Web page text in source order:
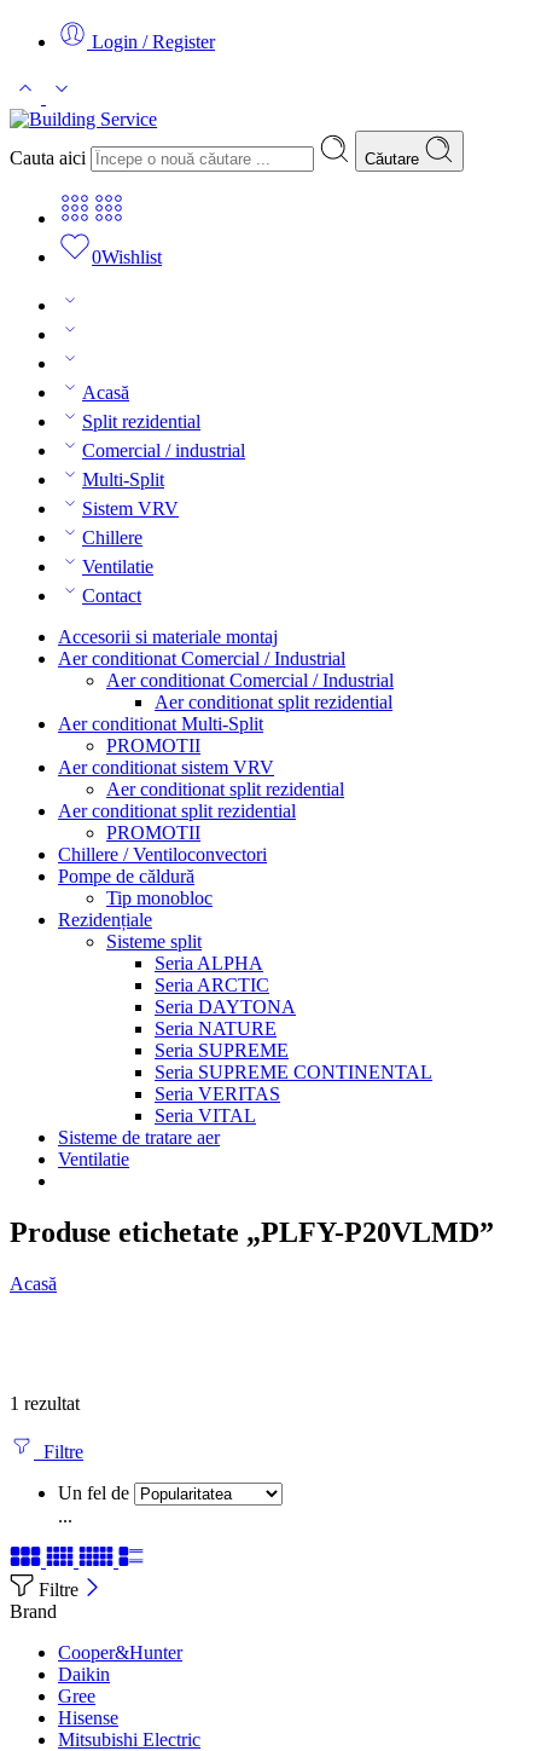
Login / Register
Cauta aici Căutare
0Wishlist
Acasă
Split rezidential
Comercial / industrial
Multi-Split
Sistem VRV
Chillere
Ventilatie
Contact
Accesorii si materiale montaj
Aer conditionat Comercial / Industrial
Aer conditionat Comercial / Industrial
Aer conditionat split rezidential
Aer conditionat Multi-Split
PROMOTII
Aer conditionat sistem VRV
Aer conditionat split rezidential
Aer conditionat split rezidential
PROMOTII
Chillere / Ventiloconvectori
Pompe de căldură
Tip monobloc
Rezidențiale
Sisteme split
Seria ALPHA
Seria ARCTIC
Seria DAYTONA
Seria NATURE
Seria SUPREME
Seria SUPREME CONTINENTAL
Seria VERITAS
Seria VITAL
Sisteme de tratare aer
Ventilatie
Produse etichetate „PLFY-P20VLMD”
Acasă
1 rezultat
Filtre
Un fel de
...
Filtre
Brand
Cooper&Hunter
Daikin
Gree
Hisense
Mitsubishi Electric